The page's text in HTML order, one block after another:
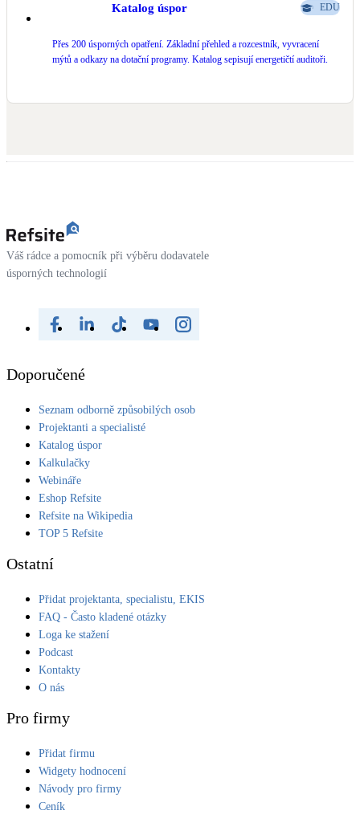
Katalog úspor EDU
Přes 200 úsporných opatření. Základní přehled a rozcestník, vyvracení
mýtů a odkazy na dotační programy. Katalog sepisují energetičtí auditoři.
Váš rádce a pomocník při výběru dodavatele
úsporných technologií
Doporučené
Seznam odborně způsobilých osob
Projektanti a specialisté
Katalog úspor
Kalkulačky
Webináře
Eshop Refsite
Refsite na Wikipedia
TOP 5 Refsite
Ostatní
Přidat projektanta, specialistu, EKIS
FAQ - Často kladené otázky
Loga ke stažení
Podcast
Kontakty
O nás
Pro firmy
Přidat firmu
Widgety hodnocení
Návody pro firmy
Ceník